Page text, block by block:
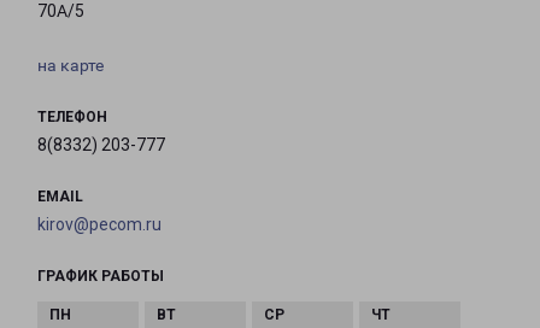
70А/5
на карте
ТЕЛЕФОН
8(8332) 203-777
EMAIL
kirov@pecom.ru
ГРАФИК РАБОТЫ